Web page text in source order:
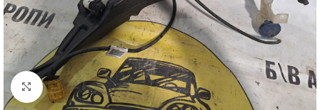
Натисніть, щоб збільшити